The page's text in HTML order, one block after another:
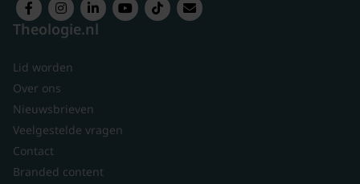
Theologie.nl
Lid worden
Over ons
Nieuwsbrieven
Veelgestelde vragen
Contact
Branded content